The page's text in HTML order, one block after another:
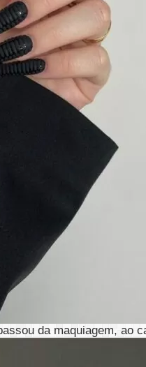
da maquiagem, ao